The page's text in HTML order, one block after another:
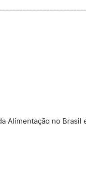
Alimentação no Brasil